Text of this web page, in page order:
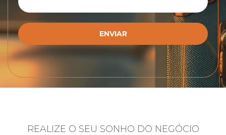
REALIZE O SEU SONHO DO NEGÓCIO